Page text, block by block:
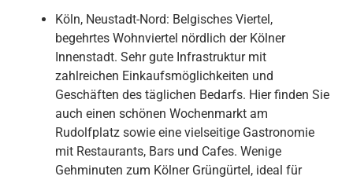
Köln, Neustadt-Nord: Belgisches Viertel,
begehrtes Wohnviertel nördlich der Kölner
Innenstadt. Sehr gute Infrastruktur mit
zahlreichen Einkaufsmöglichkeiten und
Geschäften des täglichen Bedarfs. Hier finden Sie
auch einen schönen Wochenmarkt am
Rudolfplatz sowie eine vielseitige Gastronomie
mit Restaurants, Bars und Cafes. Wenige
Gehminuten zum Kölner Grüngürtel, ideal für